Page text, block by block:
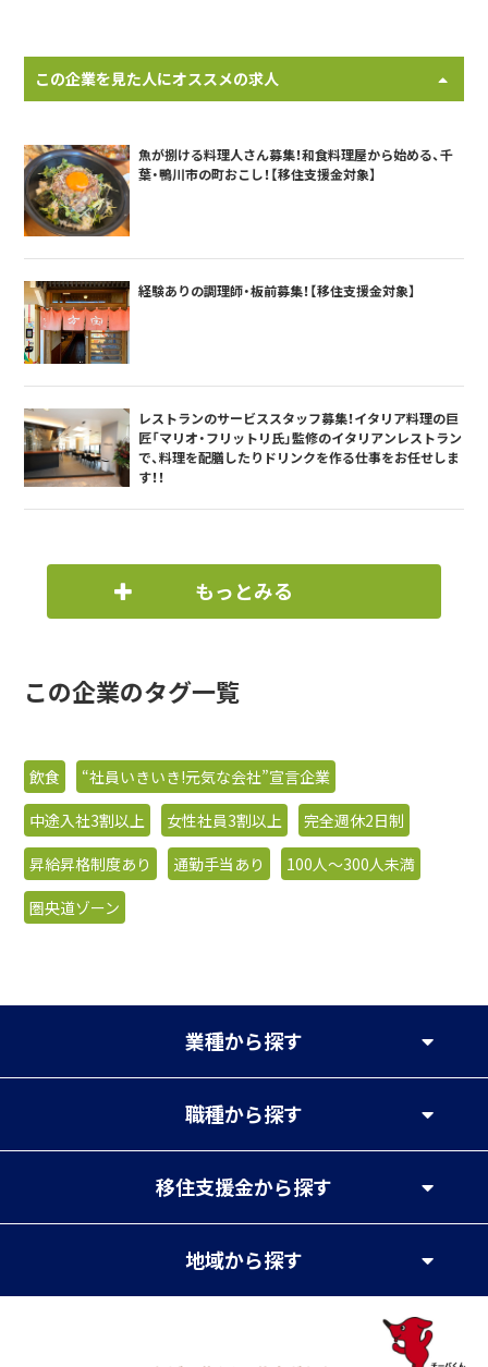
この企業を見た人にオススメの求人
魚が捌ける料理人さん募集！和食料理屋から始める、千
葉・鴨川市の町おこし！【移住支援金対象】
経験ありの調理師・板前募集！【移住支援金対象】
レストランのサービススタッフ募集！イタリア料理の巨
匠「マリオ・フリットリ氏」監修のイタリアンレストラン
で、料理を配膳したりドリンクを作る仕事をお任せしま
す！！
もっとみる
この企業のタグ一覧
飲食
“社員いきいき!元気な会社”宣言企業
中途入社3割以上
女性社員3割以上
完全週休2日制
昇給昇格制度あり
通勤手当あり
100人〜300人未満
圏央道ゾーン
業種から探す
職種から探す
移住支援金から探す
地域から探す